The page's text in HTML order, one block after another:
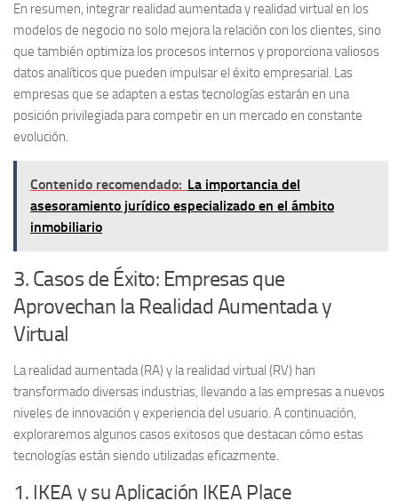
En resumen, integrar realidad aumentaday realidad virtual en los
modelos de negocio no solo mejora la relación con los clientes, sino
que también optimiza los procesos internos y proporciona valiosos
datos analíticos que pueden impulsar el éxito empresarial. Las
empresas que se adapten a estas tecnologías estarán en una
posición privilegiada para competir en un mercado en constante
evolución.
Contenido recomendado: La importancia del
asesoramiento jurídico especializado en el ámbito
inmobiliario
3. Casos de Éxito: Empresas que
Aprovechan la Realidad Aumentada y
Virtual
Larealidad aumentada (RA) y larealidad virtual (RV) han
transformado diversas industrias, llevando a las empresas a nuevos
niveles de innovación y experiencia del usuario. A continuación,
exploraremos algunos casos exitosos que destacan cómo estas
tecnologías están siendo utilizadas eficazmente.
1. IKEA y su Aplicación IKEA Place